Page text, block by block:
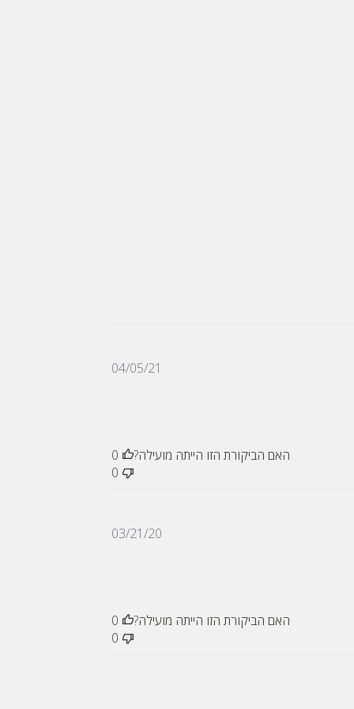
04/05/21
האם הביקורת הזו הייתה מועילה?
0
0
03/21/20
האם הביקורת הזו הייתה מועילה?
0
0